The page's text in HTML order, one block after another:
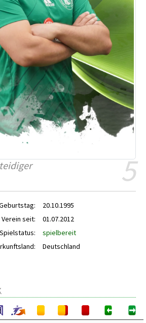
5
20.10.1995
Verein seit:
01.07.2012
Spielstatus:
spielbereit
Deutschland